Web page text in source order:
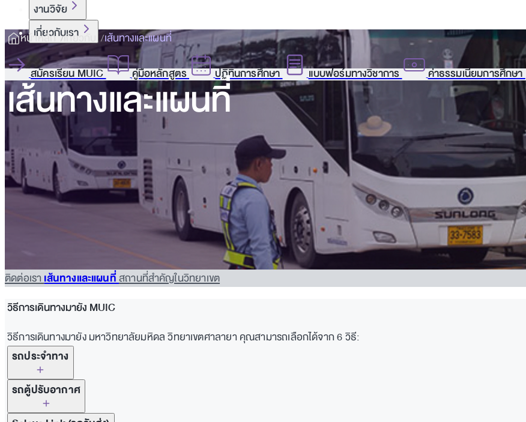
งานวิจัย
เกี่ยวกับเรา
สมัครเรียน MUIC คู่มือหลักสูตร ปฏิทินการศึกษา แบบฟอร์มทางวิชาการ ค่าธรรมเนียมการศึกษา
หน้าหลัก เกี่ยวกับ เส้นทางและแผนที่
เส้นทางและแผนที่
ติดต่อเราเส้นทางและแผนที่สถานที่สำคัญในวิทยาเขต
วิธีการเดินทางมายัง MUIC
วิธีการเดินทางมายัง มหาวิทยาลัยมหิดล วิทยาเขตศาลายา คุณสามารถเลือกได้จาก 6 วิธี:
รถประจำทาง
รถตู้ปรับอากาศ